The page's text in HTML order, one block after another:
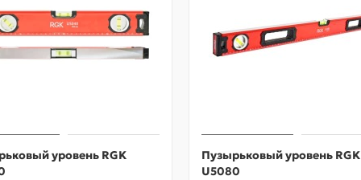
пузырьковый
брусковый
100 см
1
1
ударопрочные
уровень RGK
Пузырьковый уровень RGK
U5080